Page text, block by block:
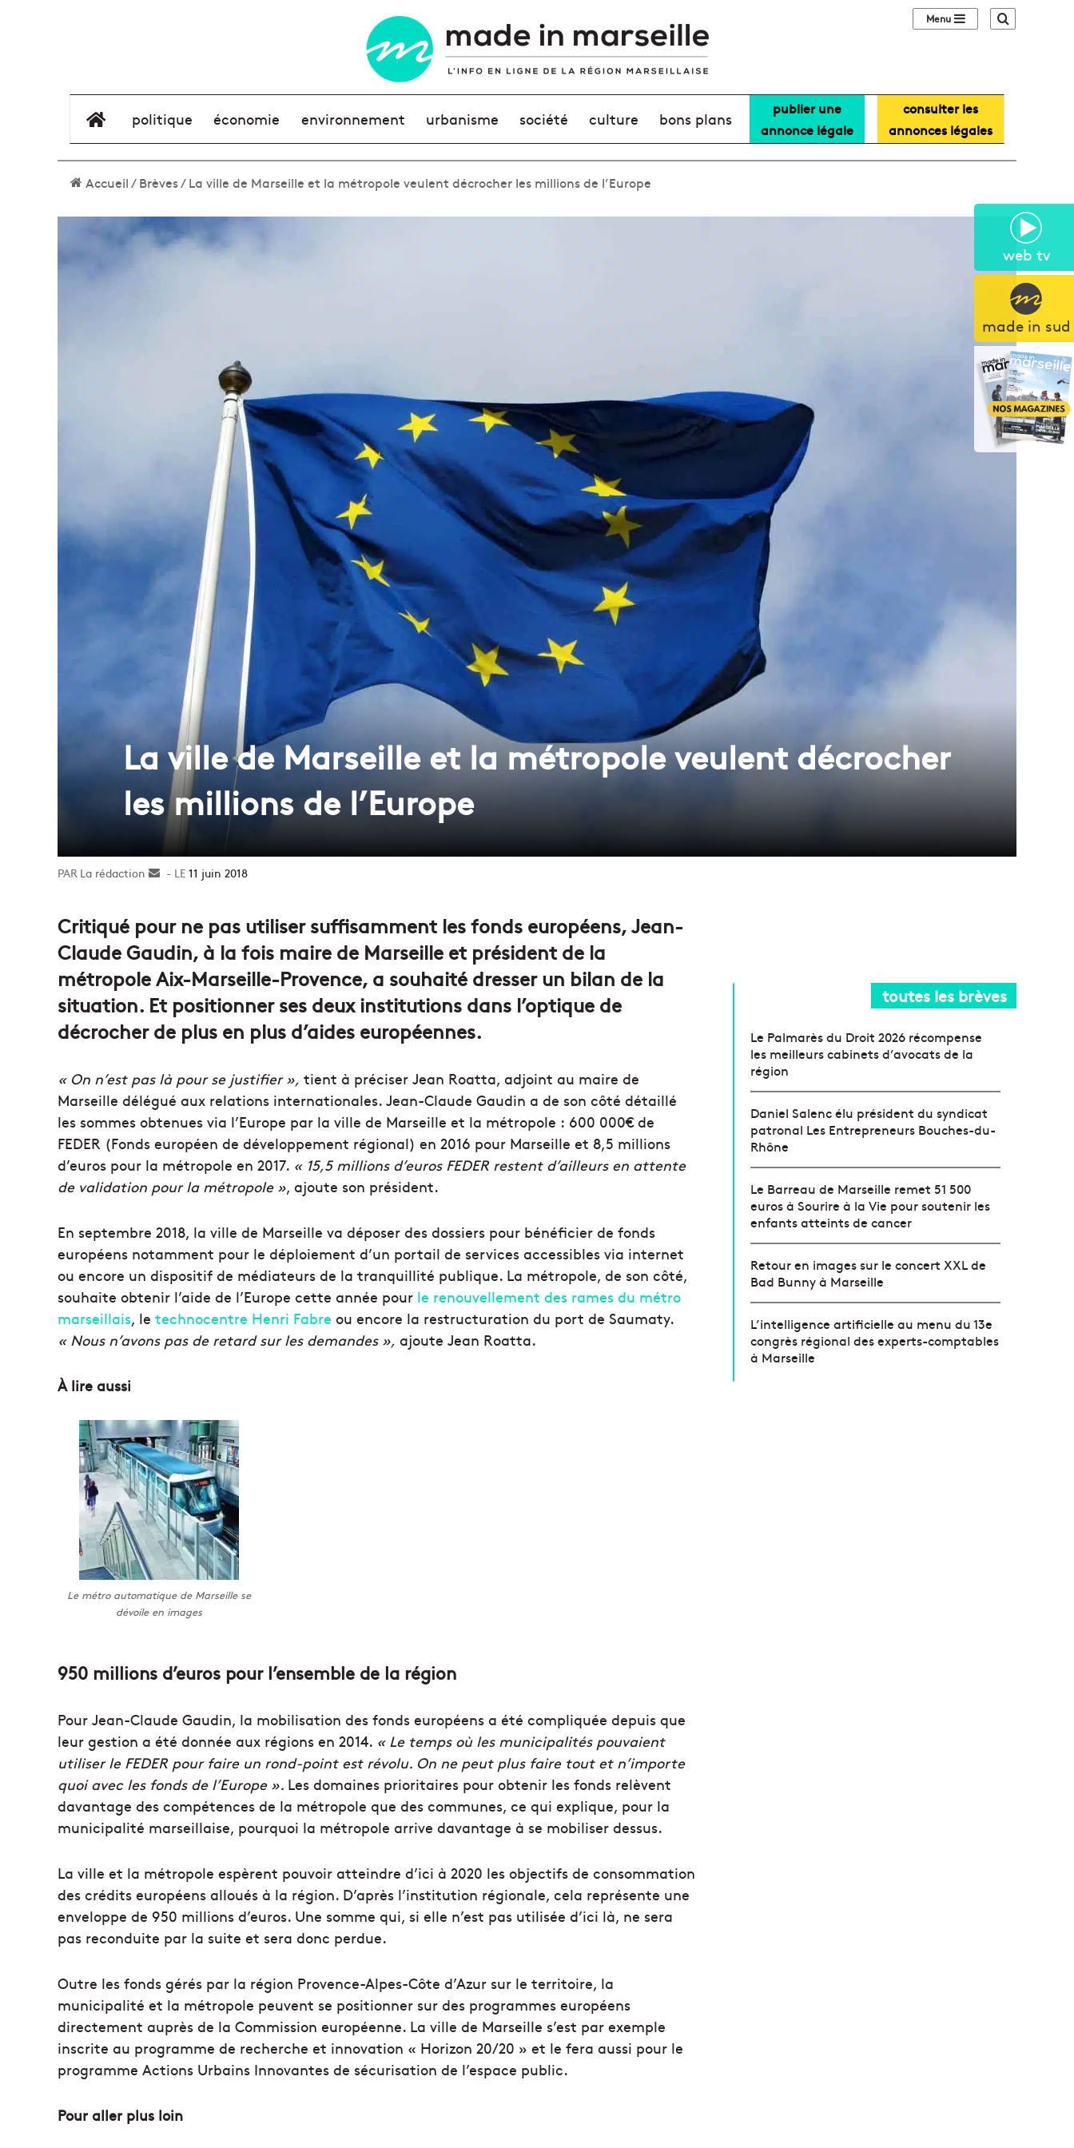
web tv
made in sud
Sidebar (barre
élément de menu
politique économie environnement urbanisme société culture bons plans
publier une
annonce légale
consulter les
annonces légales
Accueil/Brèves/La ville de Marseille et la métropole veulent décrocher les millions de l’Europe
La ville de Marseille et la métropole veulent décrocher
les millions de l’Europe
La rédaction
Envoyer11 juin 2018
Critiqué pour ne pas utiliser suffisamment les fonds européens, Jean-
Claude Gaudin, à la fois maire de Marseille et président de la
métropole Aix-Marseille-Provence, a souhaité dresser un bilan de la
situation. Et positionner ses deux institutions dans l’optique de
décrocher de plus en plus d’aides européennes.
« On n’est pas là pour se justifier », tient à préciser Jean Roatta, adjoint au maire de
Marseille délégué aux relations internationales. Jean-Claude Gaudin a de son côté détaillé
les sommes obtenues via l’Europe par la ville de Marseille et la métropole : 600 000€ de
FEDER (Fonds européen de développement régional) en 2016 pour Marseille et 8,5 millions
d’euros pour la métropole en 2017. « 15,5 millions d’euros FEDER restent d’ailleurs en attente
de validation pour la métropole », ajoute son président.
En septembre 2018, la ville de Marseille va déposer des dossiers pour bénéficier de fonds
européens notamment pour le déploiement d’un portail de services accessibles via internet
ou encore un dispositif de médiateurs de la tranquillité publique. La métropole, de son côté,
souhaite obtenir l’aide de l’Europe cette année pour le renouvellement des rames du métro
marseillais, le technocentre Henri Fabre ou encore la restructuration du port de Saumaty.
« Nous n’avons pas de retard sur les demandes », ajoute Jean Roatta.
À lire aussi
Le métro automatique de Marseille se
dévoile en images
950 millions d’euros pour l’ensemble de la région
Pour Jean-Claude Gaudin, la mobilisation des fonds européens a été compliquée depuis que
leur gestion a été donnée aux régions en 2014. « Le temps où les municipalités pouvaient
utiliser le FEDER pour faire un rond-point est révolu. On ne peut plus faire tout et n’importe
quoi avec les fonds de l’Europe ». Les domaines prioritaires pour obtenir les fonds relèvent
davantage des compétences de la métropole que des communes, ce qui explique, pour la
municipalité marseillaise, pourquoi la métropole arrive davantage à se mobiliser dessus.
La ville et la métropole espèrent pouvoir atteindre d’ici à 2020 les objectifs de consommation
des crédits européens alloués à la région. D’après l’institution régionale, cela représente une
enveloppe de 950 millions d’euros. Une somme qui, si elle n’est pas utilisée d’ici là, ne sera
pas reconduite par la suite et sera donc perdue.
Outre les fonds gérés par la région Provence-Alpes-Côte d’Azur sur le territoire, la
municipalité et la métropole peuvent se positionner sur des programmes européens
directement auprès de la Commission européenne. La ville de Marseille s’est par exemple
inscrite au programme de recherche et innovation « Horizon 20/20 » et le fera aussi pour le
programme Actions Urbains Innovantes de sécurisation de l’espace public.
Pour aller plus loin
toutes les brèves
Le Palmarès du Droit 2026 récompense
les meilleurs cabinets d’avocats de la
région
Daniel Salenc élu président du syndicat
patronal Les Entrepreneurs Bouches-du-
Rhône
Le Barreau de Marseille remet 51 500
euros à Sourire à la Vie pour soutenir les
enfants atteints de cancer
Retour en images sur le concert XXL de
Bad Bunny à Marseille
L’intelligence artificielle au menu du 13e
congrès régional des experts-comptables
à Marseille